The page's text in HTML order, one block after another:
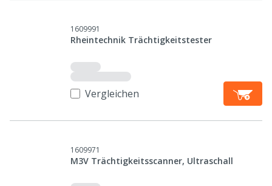
1609991
Rheintechnik Trächtigkeitstester
Vergleichen
1609971
M3V Trächtigkeitsscanner, Ultraschall